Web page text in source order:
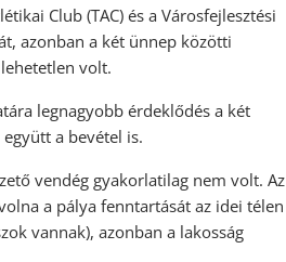
Club (TAC) és a Városfejlesztési
azonban a két ünnep közötti
volt.
legnagyobb érdeklődés a két
a bevétel is.
vendég gyakorlatilag nem volt. Az
a pálya fenntartását az idei télen
vannak), azonban a lakosság